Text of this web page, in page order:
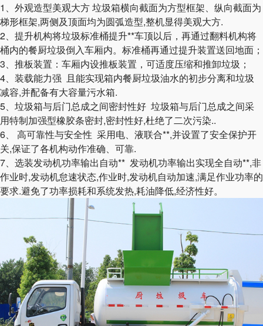
1、外观造型美观大方 垃圾箱横向截面为方型框架、纵向截面为
梯形框架,两侧及顶面均为圆弧造型,整机显得美观大方.
2、提升机构将垃圾标准桶提升**车顶以后，再通过翻料机构将
桶内的餐厨垃圾倒入车厢内。标准桶再通过提升装置送回地面；
3、推板装置：车厢内设推板装置，可适度压缩和推卸垃圾；
4、装载能力强 且能实现箱内餐厨垃圾油水的初步分离和垃圾
减容,并配备有大容量污水箱.
5、垃圾箱与后门总成之间密封性好 垃圾箱与后门总成之间采
用特制加强型橡胶条密封,密封性好,杜绝了二次污染..
6、 高可靠性与安全性 采用电、液联合**,并设置了安全保护开
关,保证了各机构动作准确、可靠.
7、选装发动机功率输出自动** 发动机功率输出实现全自动**,非
作业时,发动机怠速状态,作业时,发动机自动加速,满足作业功率的
要求.避免了功率损耗和系统发热,耗油降低,经济性好。